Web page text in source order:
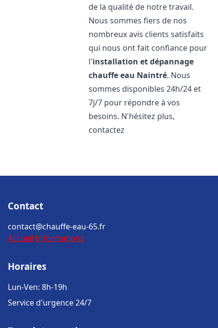
de la qualité de notre travail.
Nous sommes fiers de nos
nombreux avis clients satisfaits
qui nous ont fait confiance pour
l'installation et dépannage
chauffe eau Naintré. Nous
sommes disponibles 24h/24 et
7j/7 pour répondre à vos
besoins. N'hésitez plus,
contactez
Contact
contact@chauffe-eau-65.fr
Accueil Informations
Horaires
Lun-Ven: 8h-19h
Service d'urgence 24/7